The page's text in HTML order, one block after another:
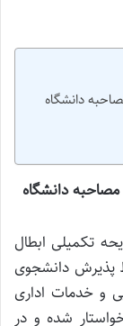
اطلاعیه مصاحبه دانشگاه
در اطلاعیه مصاحبه دانشگاه
تکمیلی ابطال
پذیرش دانشجوی
و خدمات اداری
و اصلاح آن در سال ۱۴۰۲ را خواستار شده و در